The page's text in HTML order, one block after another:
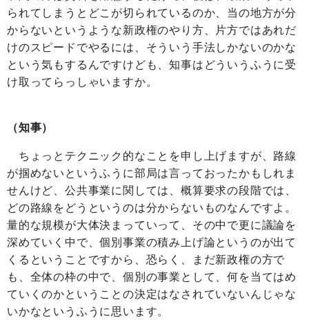
られてしまうとどこが切られているのか、当の地方が分
からないというような新政権のやり方、片方ではあれだ
けのスピードでやるには、そういう手法しかないのかな
という気もするんですけども、知事はどういうふうに受
け取ってらっしゃいますか。
（知事）
ちょっとテクニック的なことを申し上げますが、路線
が掴めないというふうに部局は言っておったかもしれま
せんけど、公共事業に関しては、概算要求の段階では、
どの路線をどうというのは分からないものなんですよ。
量的な規模が大体決まっていって、その中で更に議論を
深めていく中で、個別事業の積み上げ論というのが出て
くるということですから、恐らく、まだ新政権の方で
も、全体の枠の中で、個別の事業として、何を当てはめ
ていくのかということの決定はなされていないんじゃな
いかなというふうに思います。